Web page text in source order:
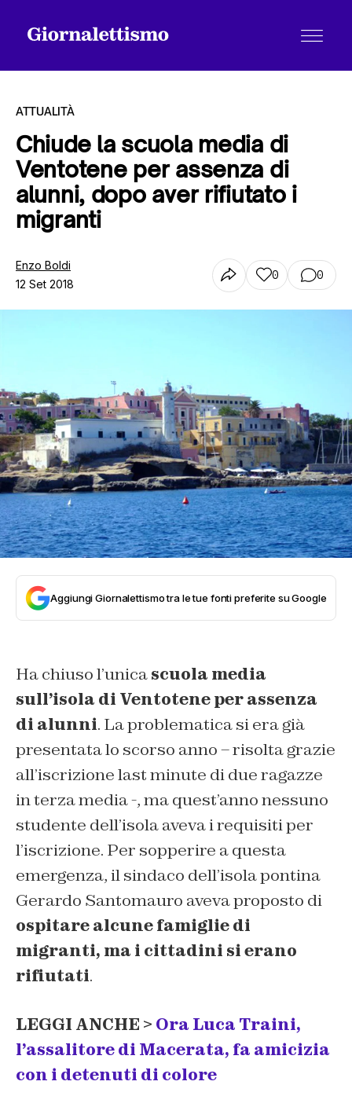
Tutti gli articoli
Chi siamo
ATTUALITÀ
Chiude la scuola media di
Ventotene per assenza di
alunni, dopo aver rifiutato i
migranti
Enzo Boldi
12 Set 2018
0 0
Aggiungi Giornalettismo tra le tue fonti preferite su Google
Ha chiuso l’unicascuola media
sull’isola di Ventotene per assenza
di alunni. La problematica si era già
presentata lo scorso anno – risolta grazie
all’iscrizione last minute di due ragazze
in terza media -, ma quest’anno nessuno
studente dell’isola aveva i requisiti per
l’iscrizione. Per sopperire a questa
emergenza, il sindaco dell’isola pontina
Gerardo Santomauro aveva proposto di
ospitare alcune famiglie di
migranti, ma i cittadini si erano
rifiutati.
LEGGI ANCHE > Ora Luca Traini,
l’assalitore di Macerata, fa amicizia
con i detenuti di colore